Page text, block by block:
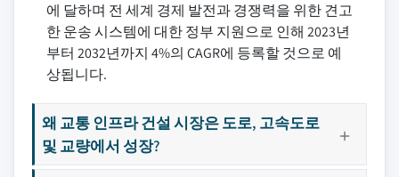
에 달하며 전 세계 경제 발전과 경쟁력을 위한 견고
한 운송 시스템에 대한 정부 지원으로 인해 2023년
부터 2032년까지 4%의 CAGR에 등록할 것으로 예
상됩니다.
왜 교통 인프라 건설 시장은 도로, 고속도로
및 교량에서 성장?